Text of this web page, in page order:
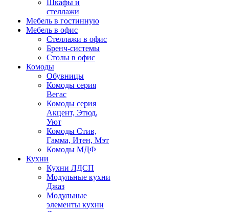
Шкафы и
стеллажи
Мебель в гостинную
Мебель в офис
Стеллажи в офис
Бренч-системы
Столы в офис
Комоды
Обувницы
Комоды серия
Вегас
Комоды серия
Акцент, Этюд,
Уют
Комоды Стив,
Гамма, Итен, Мэт
Комоды МДФ
Кухни
Кухни ЛДСП
Модульные кухни
Джаз
Модульные
элементы кухни